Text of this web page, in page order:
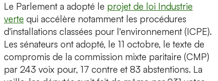
Le Parlement a adopté le projet de loi Industrie
verte qui accélère notamment les procédures
d'installations classées pour l'environnement (ICPE).
Les sénateurs ont adopté, le 11 octobre, le texte de
compromis de la commission mixte paritaire (CMP)
par 243 voix pour, 17 contre et 83 abstentions. La